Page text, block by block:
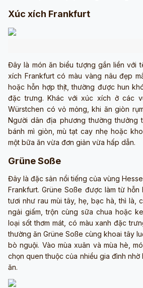
Xúc xích Frankfurt
Đây là món ăn biểu tượng gắn liền với
xích Frankfurt có màu vàng nâu đẹp
hoặc hỗn hợp thịt, thường được hun
đặc trưng. Khác với xúc xích ở các
Würstchen có vỏ mỏng, khi ăn giòn
Người dân địa phương thường thưởng
bánh mì giòn, mù tạt cay nhẹ hoặc
một bữa ăn vừa đơn giản vừa hấp dẫn.
Grüne Soße
Đây là đặc sản nổi tiếng của vùng
Frankfurt. Grüne Soße được làm từ
tươi như rau mùi tây, hẹ, bạc hà, thì là,
ngải giấm, trộn cùng sữa chua hoặc
loại sốt thơm mát, có màu xanh đặc
thường ăn Grüne Soße cùng khoai tây
bò nguội. Vào mùa xuân và mùa hè,
chọn quen thuộc của nhiều gia đình nhờ
ăn.